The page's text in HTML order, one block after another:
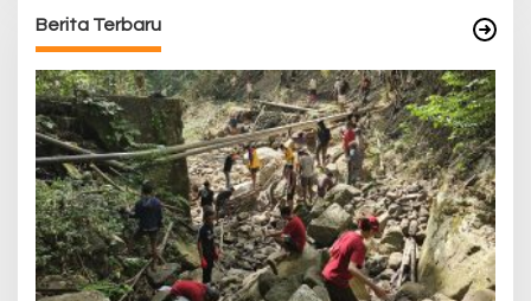
Berita Terbaru